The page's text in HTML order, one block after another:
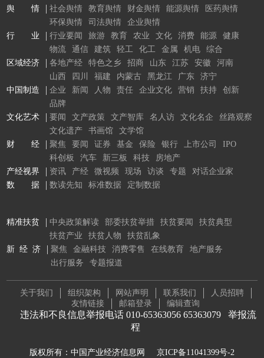
舆 情
社会舆情 教育舆情 财金舆情 能源舆情
医药舆情
环保舆情
司法舆情
企业舆情
行 业
行业要闻 旅游 教育 农业 文化 消费 能源
健康
物流
通信 建筑 轻工 化工 金属 机电
综合
区域经济
各地产经 特色之乡 招商 山东 江苏 安徽
河南
山西
四川 福建 内蒙古 黑龙江 广东
济宁
中国制造
企业 新闻 人物 责任 企业文化 营销 扶持
创新
品牌
文化艺术
要闻 文产政策 文产智库 名人访 文化名企
丝路观察
文化遗产
书画馆
文学馆
财 经
聚焦 要闻 证券 基金 保险 银行 上市公司
IPO
科创板
汽车 新三板 科技
房地产
产经视界
资讯 产经 微视频 现场 访谈 专题
对话企业家
数 据
数读先知 标准数据 定制数据
精准扶贫 中央政策解读 部委扶贫举措 扶贫要闻
扶贫典型
扶贫产业
扶贫人物
扶贫乱象
新 经 济
聚焦 金融科技 消费零售 在线教育
地产服务
出行服务
专题报道
关于我们 组织架构 网站声明 联系我们
人员招聘
友情链接
邮箱登录 编辑查询
违法和不良信息举报电话 010-65363056 65363079 举报流
程
版权所有：中国产业经济信息网 京ICP备11041399号-2